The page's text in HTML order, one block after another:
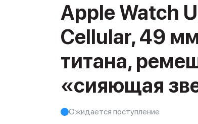
Apple Watch
Cellular, 49
титана,
«сияющая
Ожидается поступление